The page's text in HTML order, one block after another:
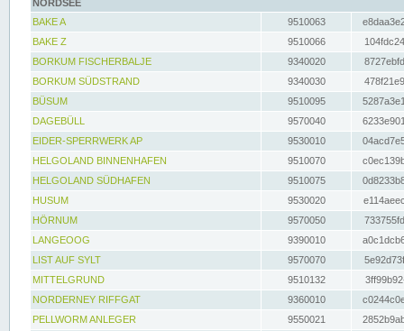
NORDSEE
BAKE A
9510063
BAKE Z
9510066
BORKUM FISCHERBALJE
9340020
BORKUM SÜDSTRAND
9340030
BÜSUM
9510095
DAGEBÜLL
9570040
EIDER-SPERRWERK AP
9530010
HELGOLAND BINNENHAFEN
9510070
HELGOLAND SÜDHAFEN
9510075
HUSUM
9530020
HÖRNUM
9570050
LANGEOOG
9390010
LIST AUF SYLT
9570070
MITTELGRUND
9510132
NORDERNEY RIFFGAT
9360010
PELLWORM ANLEGER
9550021